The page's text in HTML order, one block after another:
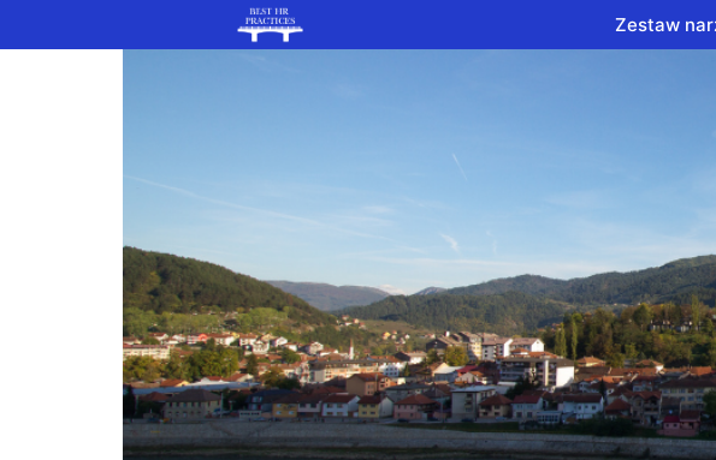
Zestaw